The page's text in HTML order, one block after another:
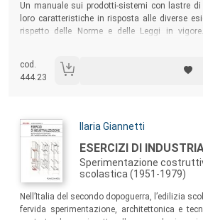
Sommario:
Un manuale sui prodotti-sistemi con lastre
loro caratteristiche in risposta alle diverse
rispetto delle Norme e delle Leggi in
padronanza di questa tecnologia
alla diffusione di tecnologie costruttive
nuovi ed esistenti, con passi avanti nella
cod.
444.23
Autori:
Ilaria Giannetti
Titolo:
ESERCIZI DI
Sperimentazione
scolastica (1951-1979)
Sommario:
Nell’Italia del secondo dopoguerra, l’edilizia
fervida sperimentazione, architettonica e